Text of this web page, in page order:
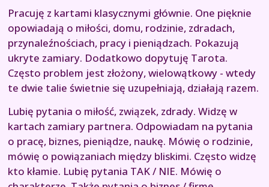
Pracuję z kartami klasycznymi głównie. One pięknie
opowiadają o miłości, domu, rodzinie, zdradach,
przynaleźnościach, pracy i pieniądzach. Pokazują
ukryte zamiary. Dodatkowo dopytuję Tarota.
Często problem jest złożony, wielowątkowy - wtedy
te dwie talie świetnie się uzupełniają, działają razem.
Lubię pytania o miłość, związek, zdrady. Widzę w
kartach zamiary partnera. Odpowiadam na pytania
o pracę, biznes, pieniądze, naukę. Mówię o rodzinie,
mówię o powiązaniach między bliskimi. Często widzę
kto kłamie. Lubię pytania TAK / NIE. Mówię o